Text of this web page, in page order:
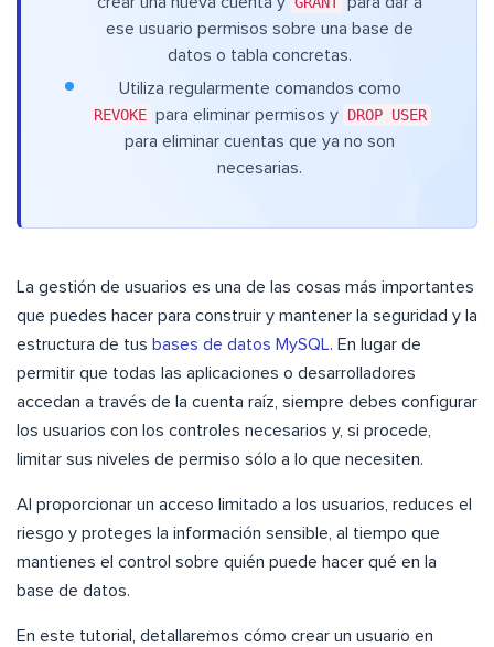
ese usuario permisos sobre una base de
datos o tabla concretas.
Utiliza regularmente comandos como
REVOKE para eliminar permisos y DROP USER
para eliminar cuentas que ya no son
necesarias.
La gestión de usuarios es una de las cosas más importantes
que puedes hacer para construir y mantener la seguridad y la
estructura de tus bases de datos MySQL. En lugar de
permitir que todas las aplicaciones o desarrolladores
accedan a través de la cuenta raíz, siempre debes configurar
los usuarios con los controles necesarios y, si procede,
limitar sus niveles de permiso sólo a lo que necesiten.
Al proporcionar un acceso limitado a los usuarios, reduces el
riesgo y proteges la información sensible, al tiempo que
mantienes el control sobre quién puede hacer qué en la
base de datos.
En este tutorial, detallaremos cómo crear un usuario en